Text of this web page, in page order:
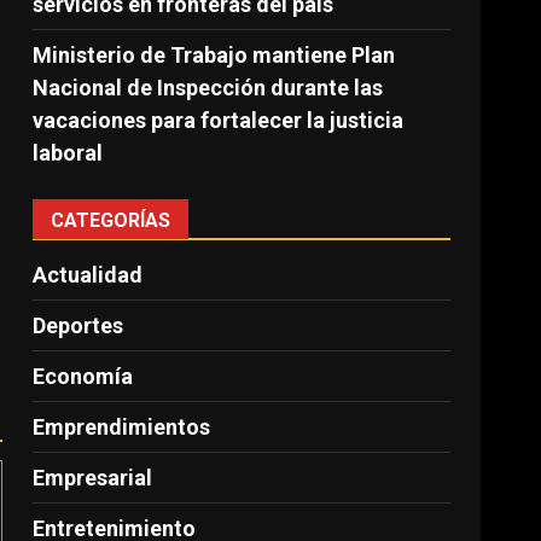
Ministerio de Trabajo mantiene Plan
Nacional de Inspección durante las
vacaciones para fortalecer la justicia
laboral
CATEGORÍAS
Actualidad
Deportes
Economía
Emprendimientos
Empresarial
Entretenimiento